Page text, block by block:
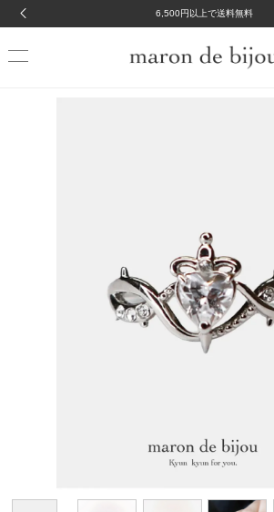
6,500円以上で送料無料